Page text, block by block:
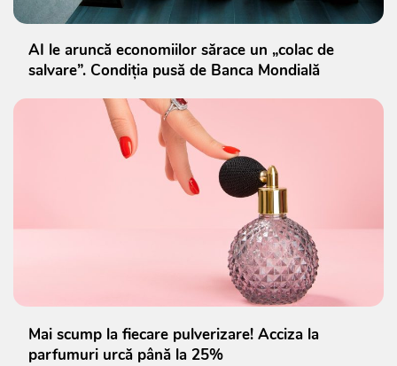
AI le aruncă economiilor sărace un „colac de
salvare”. Condiția pusă de Banca Mondială
Mai scump la fiecare pulverizare! Acciza la
parfumuri urcă până la 25%